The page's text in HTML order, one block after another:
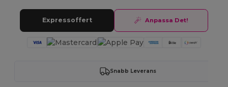
Expressoffert Anpassa Det!
Snabb Leverans